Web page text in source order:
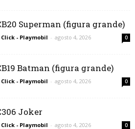
Superman (figura grande)
- Playmobil - agosto 4, 2026 0
Batman (figura grande)
- Playmobil - agosto 4, 2026 0
Joker
- Playmobil - agosto 4, 2026 0